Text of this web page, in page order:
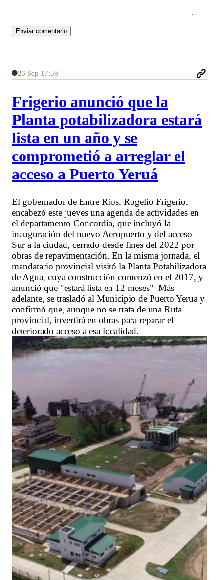
26 Sep 17:59
Frigerio anunció que la
Planta potabilizadora estará
lista en un año y se
comprometió a arreglar el
acceso a Puerto Yeruá
El gobernador de Entre Ríos, Rogelio Frigerio,
encabezó este jueves una agenda de actividades en
el departamento Concordia, que incluyó la
inauguración del nuevo Aeropuerto y del acceso
Sur a la ciudad, cerrado desde fines del 2022 por
obras de repavimentación. En la misma jornada, el
mandatario provincial visitó la Planta Potabilizadora
de Agua, cuya construcción comenzó en el 2017, y
anunció que "estará lista en 12 meses" Más
adelante, se trasladó al Municipio de Puerto Yerua y
confirmó que, aunque no se trata de una Ruta
provincial, invertirá en obras para reparar el
deteriorado acceso a esa localidad.